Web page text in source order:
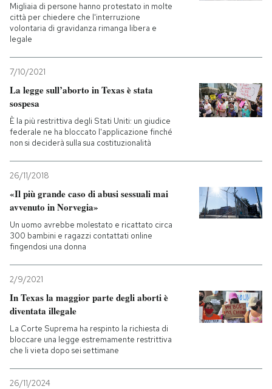
Migliaia di persone hanno protestato in molte
città per chiedere che l'interruzione
volontaria di gravidanza rimanga libera e
legale
7/10/2021
La legge sull’aborto in Texas è stata
sospesa
È la più restrittiva degli Stati Uniti: un giudice
federale ne ha bloccato l'applicazione finché
non si deciderà sulla sua costituzionalità
26/11/2018
«Il più grande caso di abusi sessuali mai
avvenuto in Norvegia»
Un uomo avrebbe molestato e ricattato circa
300 bambini e ragazzi contattati online
fingendosi una donna
2/9/2021
In Texas la maggior parte degli aborti è
diventata illegale
La Corte Suprema ha respinto la richiesta di
bloccare una legge estremamente restrittiva
che li vieta dopo sei settimane
26/11/2024